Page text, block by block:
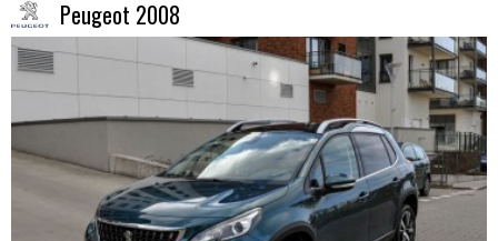
Peugeot 2008